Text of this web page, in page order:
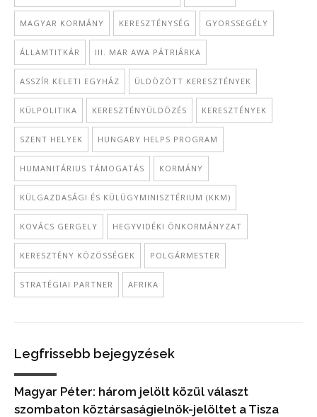
MAGYAR KORMÁNY KERESZTÉNYSÉG GYORSSEGÉLY
ÁLLAMTITKÁR III. MAR AWA PÁTRIÁRKA
ASSZÍR KELETI EGYHÁZ ÜLDÖZÖTT KERESZTÉNYEK
KÜLPOLITIKA KERESZTÉNYÜLDÖZÉS KERESZTÉNYEK
SZENT HELYEK HUNGARY HELPS PROGRAM
HUMANITÁRIUS TÁMOGATÁS KORMÁNY
KÜLGAZDASÁGI ÉS KÜLÜGYMINISZTÉRIUM (KKM)
KOVÁCS GERGELY HEGYVIDÉKI ÖNKORMÁNYZAT
KERESZTÉNY KÖZÖSSÉGEK POLGÁRMESTER
STRATÉGIAI PARTNER AFRIKA
Legfrissebb bejegyzések
Magyar Péter: három jelölt közül választ
szombaton köztársaságielnök-jelöltet a Tisza